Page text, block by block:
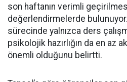
son haftanın verimli
değerlendirmelerde
sürecinde yalnızca ders
psikolojik hazırlığın da en az
önemli olduğunu belirtti.